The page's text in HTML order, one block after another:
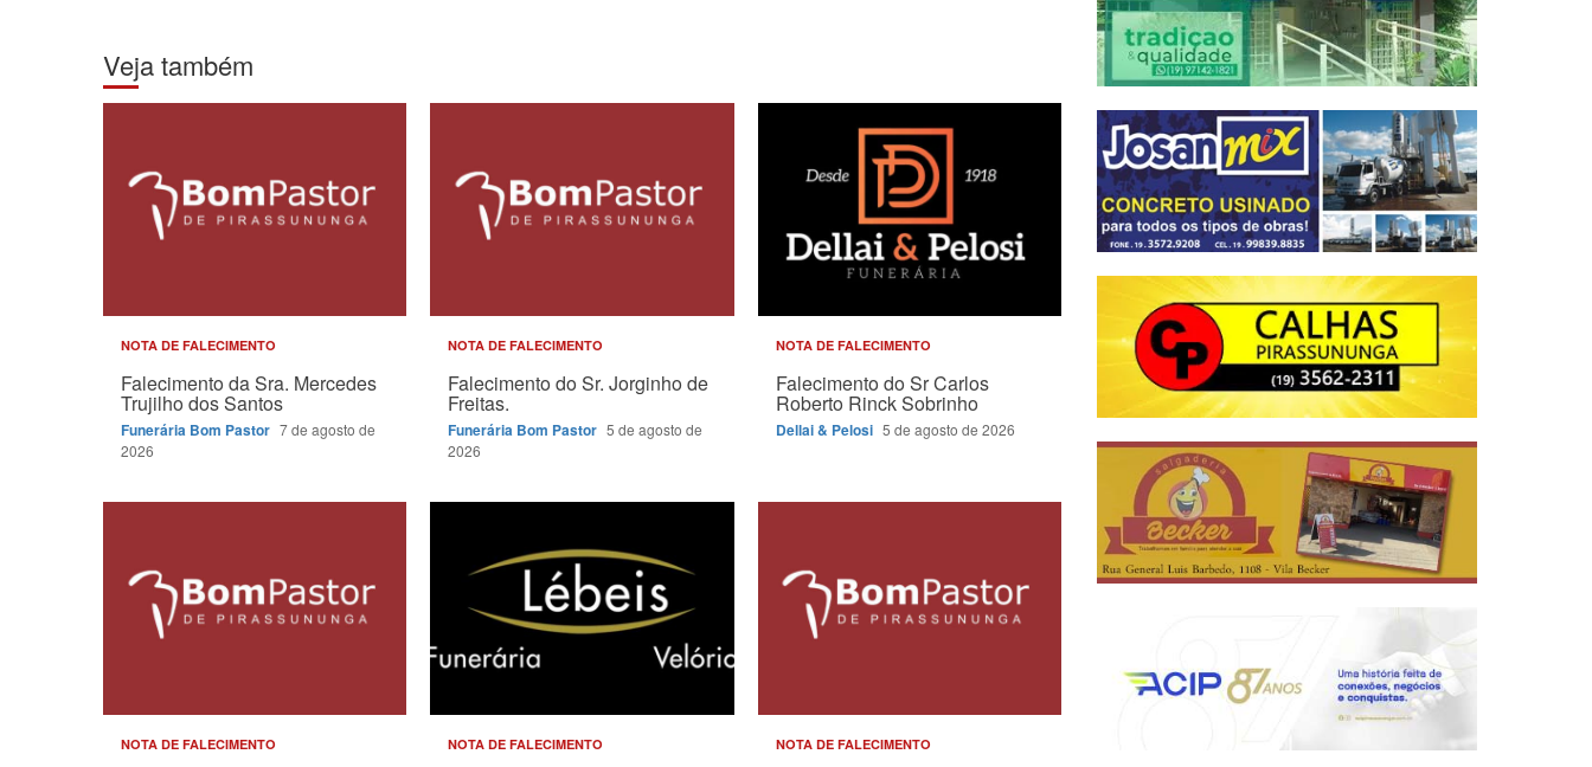
Veja também
NOTA DE FALECIMENTO
Falecimento da Sra. Mercedes
Trujilho dos Santos
Funerária Bom Pastor 7 de agosto de
2026
NOTA DE FALECIMENTO
Falecimento do Sr. Jorginho de
Freitas.
Funerária Bom Pastor 5 de agosto de
2026
NOTA DE FALECIMENTO
Falecimento do Sr Carlos
Roberto Rinck Sobrinho
Dellai & Pelosi 5 de agosto de 2026
NOTA DE FALECIMENTO NOTA DE FALECIMENTO NOTA DE FALECIMENTO